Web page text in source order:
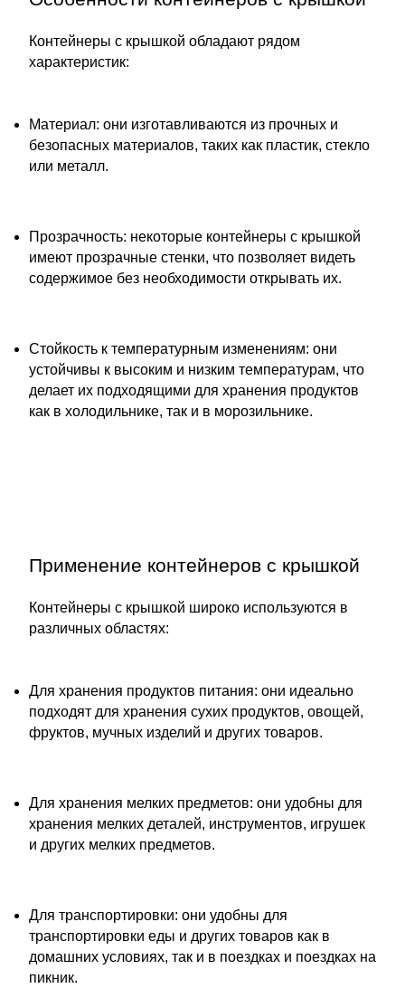
Контейнеры с крышкой обладают рядом
характеристик:
Материал: они изготавливаются из прочных и
безопасных материалов, таких как пластик, стекло
или металл.
Прозрачность: некоторые контейнеры с крышкой
имеют прозрачные стенки, что позволяет видеть
содержимое без необходимости открывать их.
Стойкость к температурным изменениям: они
устойчивы к высоким и низким температурам, что
делает их подходящими для хранения продуктов
как в холодильнике, так и в морозильнике.
Применение контейнеров с крышкой
Контейнеры с крышкой широко используются в
различных областях:
Для хранения продуктов питания: они идеально
подходят для хранения сухих продуктов, овощей,
фруктов, мучных изделий и других товаров.
Для хранения мелких предметов: они удобны для
хранения мелких деталей, инструментов, игрушек
и других мелких предметов.
Для транспортировки: они удобны для
транспортировки еды и других товаров как в
домашних условиях, так и в поездках и поездках на
пикник.